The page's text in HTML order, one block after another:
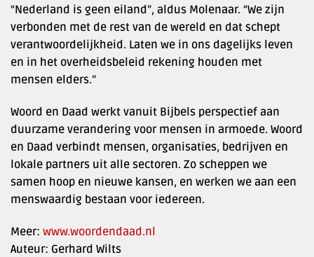
“Nederland is geen eiland”, aldus Molenaar. “We zijn
verbonden met de rest van de wereld en dat schept
verantwoordelijkheid. Laten we in ons dagelijks leven
en in het overheidsbeleid rekening houden met
mensen elders.”
Woord en Daad werkt vanuit Bijbels perspectief aan
duurzame verandering voor mensen in armoede. Woord
en Daad verbindt mensen, organisaties, bedrijven en
lokale partners uit alle sectoren. Zo scheppen we
samen hoop en nieuwe kansen, en werken we aan een
menswaardig bestaan voor iedereen.
Meer: www.woordendaad.nl
Auteur: Gerhard Wilts